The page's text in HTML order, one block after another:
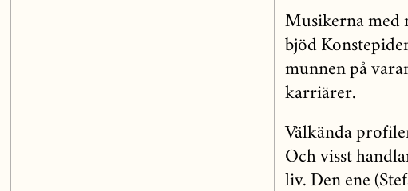
Musikerna med
bjöd
munnen på
karriärer.
Välkända
Och visst
liv. Den ene